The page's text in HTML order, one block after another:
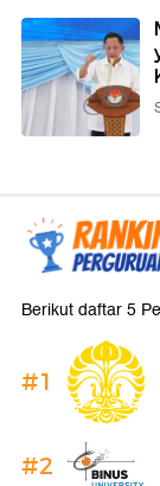
Berikut daftar 5
#1
#2